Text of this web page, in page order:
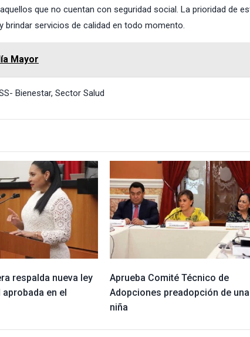
que no cuentan con seguridad social. La prioridad de
brindar servicios de calidad en todo momento.
Mayor
Bienestar, Sector Salud
respalda nueva ley
en el
Aprueba Comité Técnico de
Adopciones preadopción de una
niña